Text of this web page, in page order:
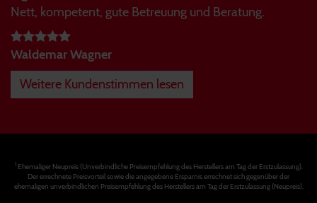
Nett, kompetent, gute Betreuung und Beratung.
Waldemar Wagner
Weitere Kundenstimmen lesen
1Ehemaliger Neupreis (Unverbindliche Preisempfehlung des Herstellers am Tag der Erstzulassung).
Der errechnete Preisvorteil sowie die angegebene Ersparnis errechnet sich gegenüber der
ehemaligen unverbindlichen Preisempfehlung des Herstellers am Tag der Erstzulassung (Neupreis).